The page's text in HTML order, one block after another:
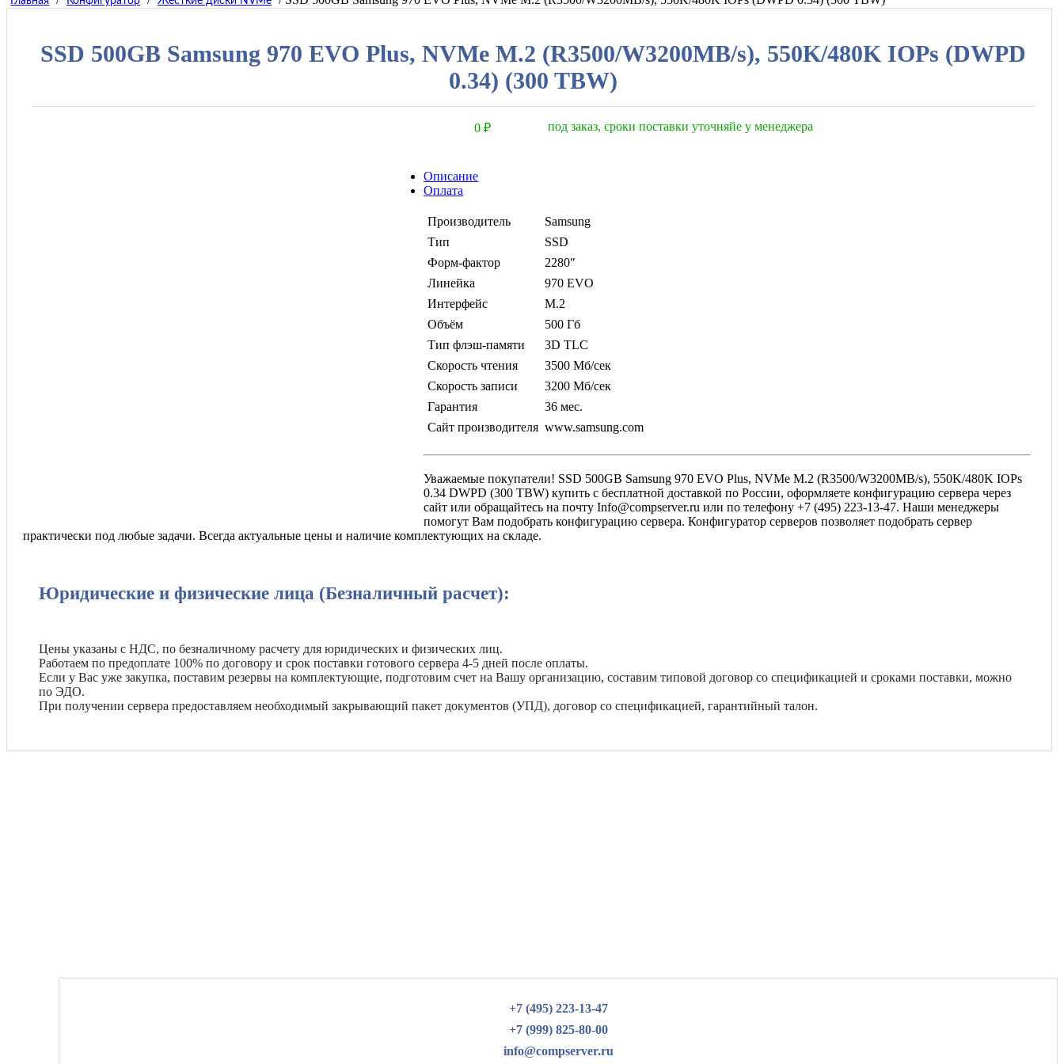
SSD 500GB Samsung 970 EVO Plus, NVMe M.2 (R3500/W3200MB/s), 550K/480K IOPs (DWPD
0.34) (300 TBW)
0 ₽ под заказ, сроки поставки уточняйе у менеджера
Описание
Оплата
Производитель
Samsung
Тип
SSD
Форм-фактор
2280″
Линейка
970 EVO
Интерфейс
M.2
Объём
500 Гб
Тип флэш-памяти
3D TLC
Скорость чтения
3500 Мб/сек
Скорость записи
3200 Мб/сек
Гарантия
36 мес.
Сайт производителя www.samsung.com
Уважаемые покупатели! SSD 500GB Samsung 970 EVO Plus, NVMe M.2 (R3500/W3200MB/s), 550K/480K IOPs
0.34 DWPD (300 TBW) купить с бесплатной доставкой по России, оформляете конфигурацию сервера через
сайт или обращайтесь на почту Info@compserver.ru или по телефону +7 (495) 223-13-47. Наши менеджеры
помогут Вам подобрать конфигурацию сервера. Конфигуратор серверов позволяет подобрать сервер
практически под любые задачи. Всегда актуальные цены и наличие комплектующих на складе.
Юридические и физические лица (Безналичный расчет):
Цены указаны с НДС, по безналичному расчету для юридических и физических лиц.
Работаем по предоплате 100% по договору и срок поставки готового сервера 4-5 дней после оплаты.
Если у Вас уже закупка, поставим резервы на комплектующие, подготовим счет на Вашу организацию, составим типовой договор со спецификацией и сроками поставки, можно
по ЭДО.
При получении сервера предоставляем необходимый закрывающий пакет документов (УПД), договор со спецификацией, гарантийный талон.
+7 (495) 223-13-47
+7 (999) 825-80-00
info@compserver.ru